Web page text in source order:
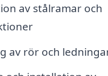
av stålramar och
av rör och